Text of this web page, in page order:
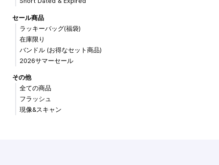
セール商品
ラッキーバッグ(福袋)
在庫限り
バンドル (お得なセット商品)
2026サマーセール
その他
全ての商品
フラッシュ
現像&スキャン